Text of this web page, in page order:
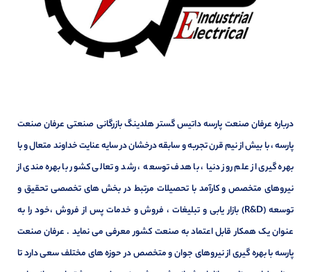
درباره عرفان صنعت پارسه داتیس گستر هلدینگ بازرگانی صنعتی عرفان صنعت
پارسه ، با بیش از نیم قرن تجربه و سابقه درخشان در سایه عنایت خداوند متعال و با
بهره گیری از علم روز دنیا ، با هدف توسعه ، رشد و تعالی کشور با بهره مندی از
نیروهای متخصص و کارآمد با تحصیلات مرتبط در بخش های تخصصی تحقیق و
توسعه (R&D) بازار یابی و تبلیغات ، فروش و خدمات پس از فروش ،خود را به
عنوان یک همکار قابل اعتماد به صنعت کشور معرفی می نماید . عرفان صنعت
پارسه با بهره گیری از نیروهای جوان و متخصص در حوزه های مختلف سعی دارد تا